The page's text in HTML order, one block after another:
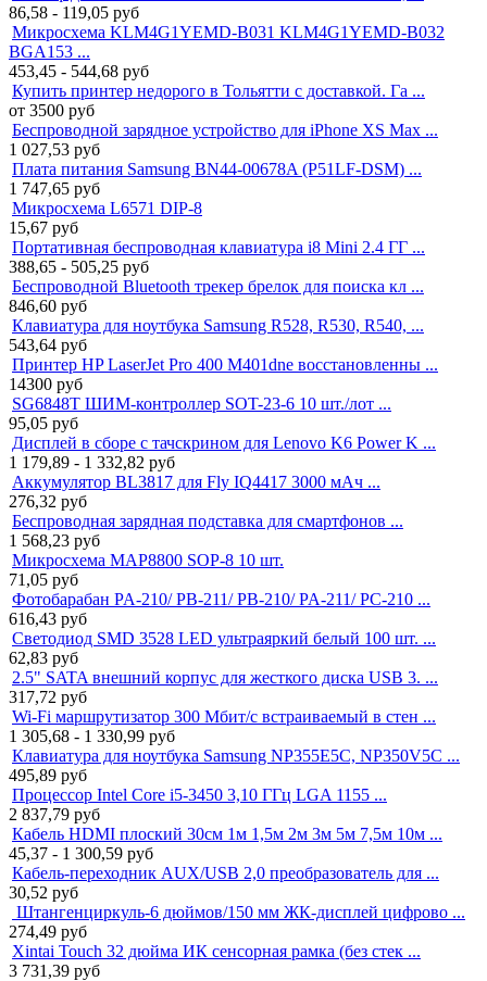
86,58 - 119,05 руб
Микросхема KLM4G1YEMD-B031 KLM4G1YEMD-B032
BGA153 ...
453,45 - 544,68 руб
Купить принтер недорого в Тольятти с доставкой. Га ...
от 3500 руб
Беспроводной зарядное устройство для iPhone XS Max ...
1 027,53 руб
Плата питания Samsung BN44-00678A (P51LF-DSM) ...
1 747,65 руб
Микросхема L6571 DIP-8
15,67 руб
Портативная беспроводная клавиатура i8 Mini 2.4 ГГ ...
388,65 - 505,25 руб
Беспроводной Bluetooth трекер брелок для поиска кл ...
846,60 руб
Клавиатура для ноутбука Samsung R528, R530, R540, ...
543,64 руб
Принтер HP LaserJet Pro 400 M401dne восстановленны ...
14300 руб
SG6848T ШИМ-контроллер SOT-23-6 10 шт./лот ...
95,05 руб
Дисплей в сборе с тачскрином для Lenovo K6 Power K ...
1 179,89 - 1 332,82 руб
Аккумулятор BL3817 для Fly IQ4417 3000 мАч ...
276,32 руб
Беспроводная зарядная подставка для смартфонов ...
1 568,23 руб
Микросхема MAP8800 SOP-8 10 шт.
71,05 руб
Фотобарабан PA-210/ PB-211/ PB-210/ PA-211/ PC-210 ...
616,43 руб
Светодиод SMD 3528 LED ультраяркий белый 100 шт. ...
62,83 руб
2.5" SATA внешний корпус для жесткого диска USB 3. ...
317,72 руб
Wi-Fi маршрутизатор 300 Мбит/с встраиваемый в стен ...
1 305,68 - 1 330,99 руб
Клавиатура для ноутбука Samsung NP355E5C, NP350V5C ...
495,89 руб
Процессор Intel Core i5-3450 3,10 ГГц LGA 1155 ...
2 837,79 руб
Кабель HDMI плоский 30см 1м 1,5м 2м 3м 5м 7,5м 10м ...
45,37 - 1 300,59 руб
Кабель-переходник AUX/USB 2,0 преобразователь для ...
30,52 руб
Штангенциркуль-6 дюймов/150 мм ЖК-дисплей цифрово ...
274,49 руб
Xintai Touch 32 дюйма ИК сенсорная рамка (без стек ...
3 731,39 руб